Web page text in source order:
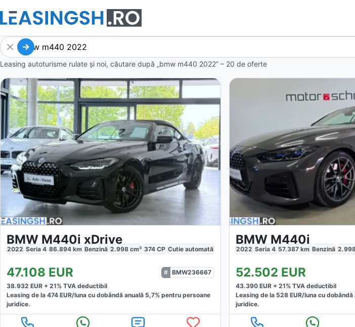
Leasing autoturisme rulate și noi, căutare după „bmw m440 2022” – 20 de oferte
BMW M440i xDrive
2022 Seria 4 86.894 km Benzină 2.998 cm³ 374 CP Cutie automată
47.108 EUR
BMW236667
38.932 EUR + 21% TVA deductibil
Leasing de la 474 EUR/luna cu dobăndă anuală 5,7% pentru persoane
juridice.
BMW M440i
2022 Seria 4 57.387 km Benzină
52.502 EUR
43.390 EUR +21% TVA deductibil
Leasing de la 528 EUR/luna cu dobăndă
juridice.